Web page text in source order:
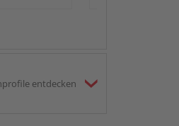
entdecken